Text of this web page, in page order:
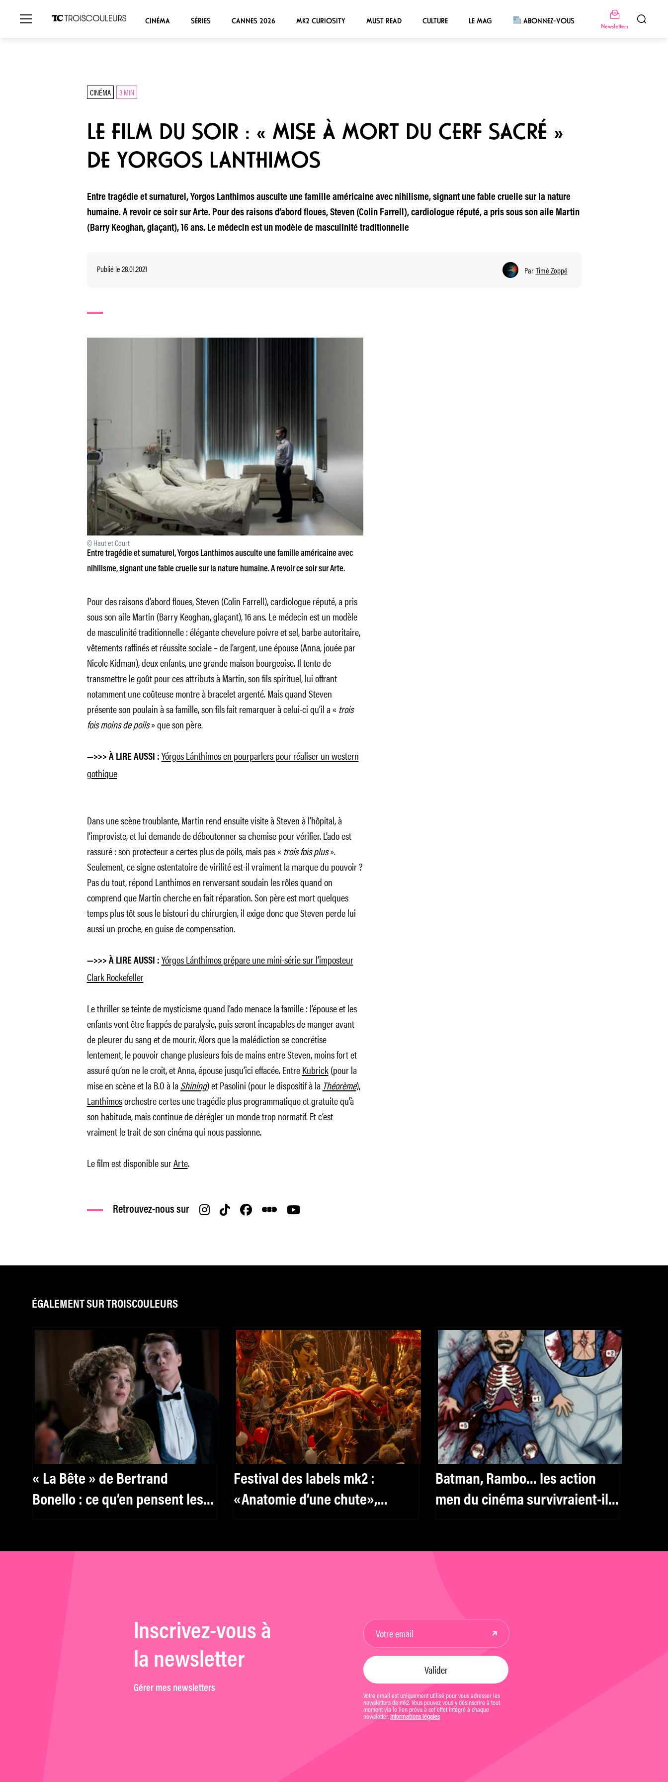
CINÉMA SÉRIES CANNES 2026 MK2 CURIOSITY MUST READ CULTURE LE MAG ABONNEZ-VOUS
Newsletters
CINÉMA 3 MIN
LE FILM DU SOIR : « MISE À MORT DU CERF SACRÉ »
DE YORGOS LANTHIMOS
Entre tragédie et surnaturel, Yorgos Lanthimos ausculte une famille américaine avec nihilisme, signant une fable cruelle sur la nature
humaine. A revoir ce soir sur Arte. Pour des raisons d’abord floues, Steven (Colin Farrell), cardiologue réputé, a pris sous son aile Martin
(Barry Keoghan, glaçant), 16 ans. Le médecin est un modèle de masculinité traditionnelle
Publié le 28.01.2021 Par Timé Zoppé
© Haut et Court
Entre tragédie et surnaturel, Yorgos Lanthimos ausculte une famille américaine avec
nihilisme, signant une fable cruelle sur la nature humaine. A revoir ce soir sur Arte.
Pour des raisons d’abord floues, Steven (Colin Farrell), cardiologue réputé, a pris
sous son aile Martin (Barry Keoghan, glaçant), 16 ans. Le médecin est un modèle
de masculinité traditionnelle : élégante chevelure poivre et sel, barbe autoritaire,
vêtements raffinés et réussite sociale – de l’argent, une épouse (Anna, jouée par
Nicole Kidman), deux enfants, une grande maison bourgeoise. Il tente de
transmettre le goût pour ces attributs à Martin, son fils spirituel, lui offrant
notamment une coûteuse montre à bracelet argenté. Mais quand Steven
présente son poulain à sa famille, son fils fait remarquer à celui-ci qu’il a «trois
fois moins de poils» que son père.
—>>> À LIRE AUSSI : Yórgos Lánthimos en pourparlers pour réaliser un western
gothique
Dans une scène troublante, Martin rend ensuite visite à Steven à l’hôpital, à
l’improviste, et lui demande de déboutonner sa chemise pour vérifier. L’ado est
rassuré : son protecteur a certes plus de poils, mais pas «trois fois plus».
Seulement, ce signe ostentatoire de virilité est-il vraiment la marque du pouvoir ?
Pas du tout, répond Lanthimos en renversant soudain les rôles quand on
comprend que Martin cherche en fait réparation. Son père est mort quelques
temps plus tôt sous le bistouri du chirurgien, il exige donc que Steven perde lui
aussi un proche, en guise de compensation.
—>>> À LIRE AUSSI : Yórgos Lánthimos prépare une mini-série sur l’imposteur
Clark Rockefeller
Le thriller se teinte de mysticisme quand l’ado menace la famille : l’épouse et les
enfants vont être frappés de paralysie, puis seront incapables de manger avant
de pleurer du sang et de mourir. Alors que la malédiction se concrétise
lentement, le pouvoir change plusieurs fois de mains entre Steven, moins fort et
assuré qu’on ne le croit, et Anna, épouse jusqu’ici effacée. EntreKubrick(pour la
mise en scène et la B.O à laShining) et Pasolini (pour le dispositif à la Théorème),
Lanthimosorchestre certes une tragédie plus programmatique et gratuite qu’à
son habitude, mais continue de dérégler un monde trop normatif. Et c’est
vraiment le trait de son cinéma qui nous passionne.
Le film est disponible surArte.
Retrouvez-nous sur
ÉGALEMENT SUR TROISCOULEURS
« La Bête » de Bertrand
Bonello : ce qu’en pensent les
Festival des labels mk2 :
«Anatomie d’une chute»,
Batman, Rambo… les action
men du cinéma survivraient-ils
Inscrivez-vous à
la newsletter
Gérer mes newsletters
Votre email est uniquement utilisé pour vous adresser les
newsletters de mk2. Vous pouvez vous y désinscrire à tout
moment via le lien prévu à cet effet intégré à chaque
newsletter. Informations légales